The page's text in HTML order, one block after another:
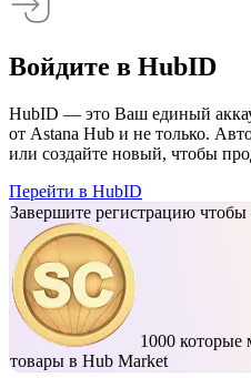
Войдите в HubID
HubID — это Ваш единый
от Astana Hub и не только.
или создайте новый, чтобы
Перейти в HubID
Завершите регистрацию
1000 которые
товары в Hub Market